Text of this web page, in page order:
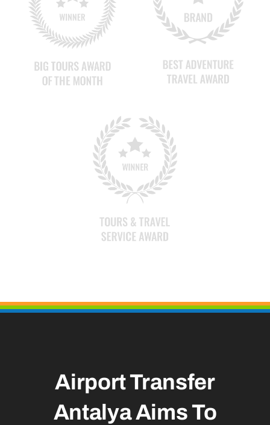
Airport Transfer
Antalya Aims To